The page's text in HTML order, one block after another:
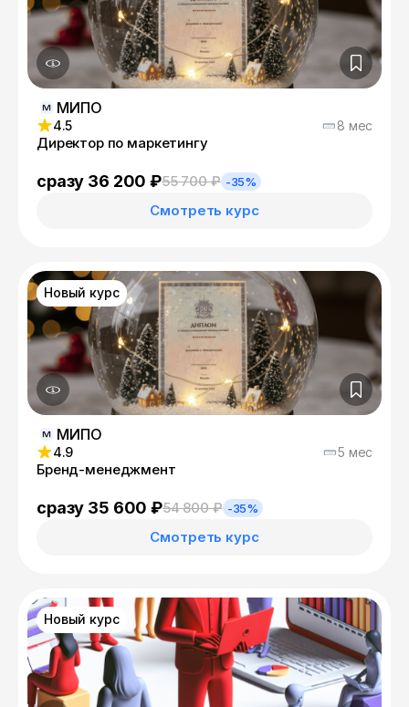
МИПО
4.5 8 мес
Директор по маркетингу
сразу 36 200 ₽55 700 ₽ -35%
Смотреть курс
Новый курс
МИПО
4.9 5 мес
Бренд-менеджмент
сразу 35 600 ₽54 800 ₽ -35%
Смотреть курс
Новый курс